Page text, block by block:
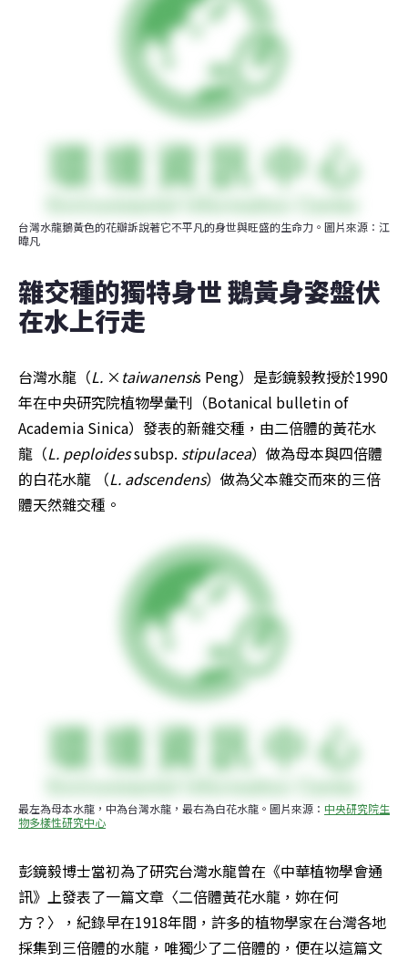
台灣水龍鵝黃色的花瓣訴說著它不平凡的身世與旺盛的生命力。圖片來源：江
暐凡
雜交種的獨特身世 鵝黃身姿盤伏
在水上行走
台灣水龍（L. × taiwanensis Peng）是彭鏡毅教授於1990
年在中央研究院植物學彙刊（Botanical bulletin of
Academia Sinica）發表的新雜交種，由二倍體的黃花水
龍（L. peploides subsp. stipulacea）做為母本與四倍體
的白花水龍 （L. adscendens）做為父本雜交而來的三倍
體天然雜交種。
最左為母本水龍，中為台灣水龍，最右為白花水龍。圖片來源： 中央研究院生
物多樣性研究中心
彭鏡毅博士當初為了研究台灣水龍曾在《中華植物學會通
訊》上發表了一篇文章〈二倍體黃花水龍，妳在何
方？〉，紀錄早在1918年間，許多的植物學家在台灣各地
採集到三倍體的水龍，唯獨少了二倍體的，便在以這篇文